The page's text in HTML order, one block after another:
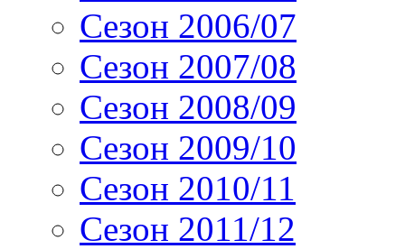
Сезон 2006/07
Сезон 2007/08
Сезон 2008/09
Сезон 2009/10
Сезон 2010/11
Сезон 2011/12